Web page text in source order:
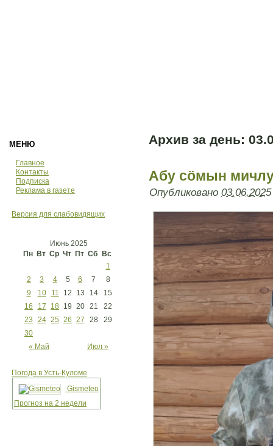
МЕНЮ
Главное
Контакты
Подписка
Реклама в газете
Версия для слабовидящих
Июнь 2025
Пн Вт Ср Чт Пт Сб Вс
« Май Июл »
1
2
3 4 5 6 7
8
9
10 11 12 13 14
15
16
17 18 19 20 21
22
23
24 25 26 27 28
29
30
Погода в Усть-Куломе
Gismeteo
Прогноз на 2 недели
Архив за день:
Абу сöмын
Опубликовано 03.06.2025